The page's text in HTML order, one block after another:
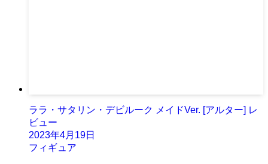
ララ・サタリン・デビルーク メイドVer. [アルター] レ
ビュー
2023年4月19日
フィギュア